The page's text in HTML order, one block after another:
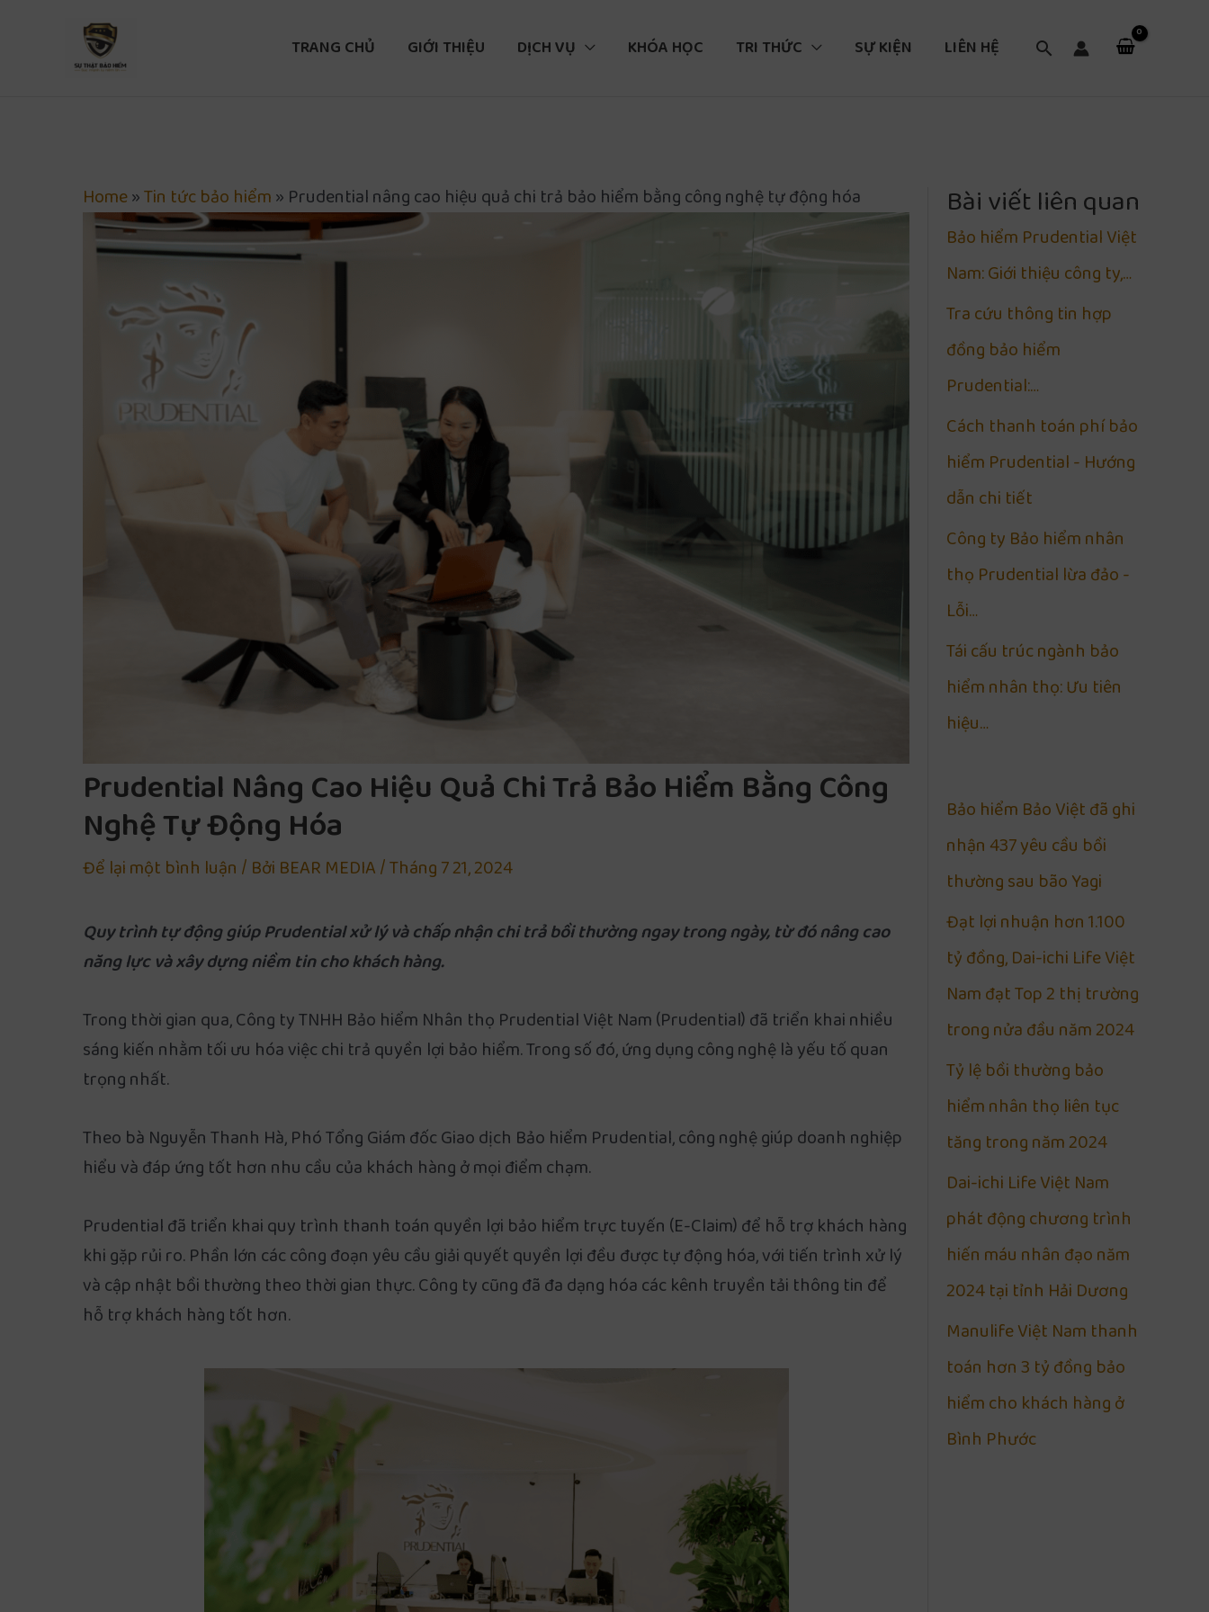
TRANG CHỦ GIỚI THIỆU DỊCH VỤ KHÓA HỌC TRI THỨC SỰ KIỆN LIÊN HỆ
Tìm
Home»Tin tức bảo hiểm»Prudential nâng cao hiệu quả chi trả bảo hiểm bằng công nghệ tự động hóa
Prudential Nâng Cao Hiệu Quả Chi Trả Bảo Hiểm Bằng Công
Nghệ Tự Động Hóa
Để lại một bình luận/ BởiBEAR MEDIA/Tháng 7 21, 2024
Quy trình tự động giúp Prudential xử lý và chấp nhận chi trả bồi thường ngay trong ngày, từ đó nâng cao
năng lực và xây dựng niềm tin cho khách hàng.
Trong thời gian qua, Công ty TNHH Bảo hiểm Nhân thọ Prudential Việt Nam (Prudential) đã triển khai nhiều
sáng kiến nhằm tối ưu hóa việc chi trả quyền lợi bảo hiểm. Trong số đó, ứng dụng công nghệ là yếu tố quan
trọng nhất.
Theo bà Nguyễn Thanh Hà, Phó Tổng Giám đốc Giao dịch Bảo hiểm Prudential, công nghệ giúp doanh nghiệp
hiểu và đáp ứng tốt hơn nhu cầu của khách hàng ở mọi điểm chạm.
Prudential đã triển khai quy trình thanh toán quyền lợi bảo hiểm trực tuyến (E-Claim) để hỗ trợ khách hàng
khi gặp rủi ro. Phần lớn các công đoạn yêu cầu giải quyết quyền lợi đều được tự động hóa, với tiến trình xử lý
và cập nhật bồi thường theo thời gian thực. Công ty cũng đã đa dạng hóa các kênh truyền tải thông tin để
hỗ trợ khách hàng tốt hơn.
Bài viết liên quan
Bảo hiểm Prudential Việt
Nam: Giới thiệu công ty,…
Tra cứu thông tin hợp
đồng bảo hiểm
Prudential:…
Cách thanh toán phí bảo
hiểm Prudential - Hướng
dẫn chi tiết
Công ty Bảo hiểm nhân
thọ Prudential lừa đảo -
Lỗi…
Tái cấu trúc ngành bảo
hiểm nhân thọ: Ưu tiên
hiệu…
Bảo hiểm Bảo Việt đã ghi
nhận 437 yêu cầu bồi
thường sau bão Yagi
Đạt lợi nhuận hơn 1.100
tỷ đồng, Dai-ichi Life Việt
Nam đạt Top 2 thị trường
trong nửa đầu năm 2024
Tỷ lệ bồi thường bảo
hiểm nhân thọ liên tục
tăng trong năm 2024
Dai-ichi Life Việt Nam
phát động chương trình
hiến máu nhân đạo năm
2024 tại tỉnh Hải Dương
Manulife Việt Nam thanh
toán hơn 3 tỷ đồng bảo
hiểm cho khách hàng ở
Bình Phước